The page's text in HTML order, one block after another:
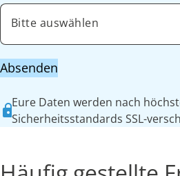
Bitte auswählen
Absenden
Eure Daten werden nach
Sicherheitsstandards SSL-